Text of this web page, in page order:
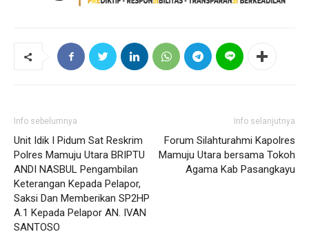
Info sebelumnya
Unit Idik I Pidum Sat Reskrim
Polres Mamuju Utara BRIPTU
ANDI NASBUL Pengambilan
Keterangan Kepada Pelapor,
Saksi Dan Memberikan SP2HP
A.1 Kepada Pelapor AN. IVAN
SANTOSO
Info selanjutnya
Forum Silahturahmi Kapolres
Mamuju Utara bersama Tokoh
Agama Kab Pasangkayu